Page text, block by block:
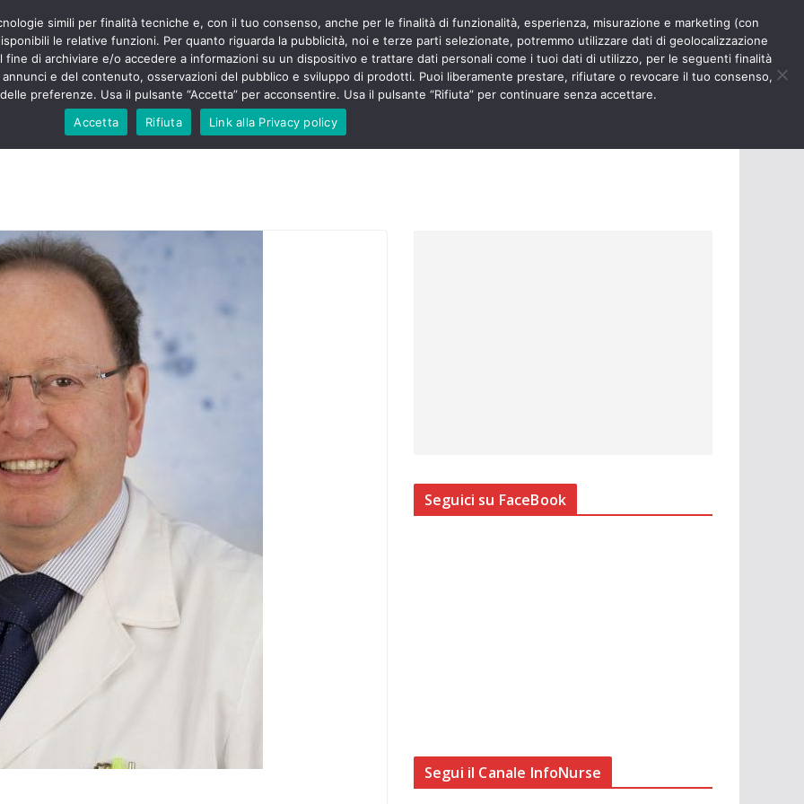
sono
senza
aggressioni
“tagli e
proclamato lo
Nursing Up contro
soccorso e
Up:
anche
POLITICA STUDENTI SALUTE COMUNICATI CURIOSITÀ NURSE TIMES
Seguici su FaceBook
Segui il Canale InfoNurse
simili per finalità tecniche e, con il tuo consenso, anche per le finalità di funzionalità, esperienza, misurazione e marketing (con
le relative funzioni. Per quanto riguarda la pubblicità, noi e terze parti selezionate, potremmo utilizzare dati di geolocalizzazione
fine di archiviare e/o accedere a informazioni su un dispositivo e trattare dati personali come i tuoi dati di utilizzo, per le seguenti finalità
e del contenuto, osservazioni del pubblico e sviluppo di prodotti. Puoi liberamente prestare, rifiutare o revocare il tuo consenso,
preferenze. Usa il pulsante “Accetta” per acconsentire. Usa il pulsante “Rifiuta” per continuare senza accettare.
Accetta
Rifiuta Link alla Privacy policy